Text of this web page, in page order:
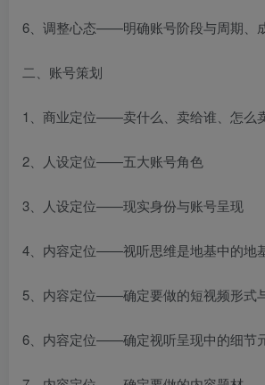
6、调整心态——明确账号阶段与周期、
二、账号策划
1、商业定位——卖什么、卖给谁、怎么
2、人设定位——五大账号角色
3、人设定位——现实身份与账号呈现
4、内容定位——视听思维是地基中的地
5、内容定位——确定要做的短视频形式
6、内容定位——确定视听呈现中的细节